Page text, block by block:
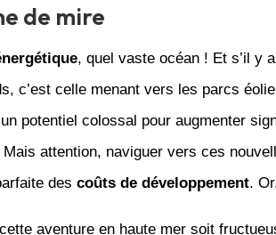
de mire
, quel vaste océan ! Et s’il y
c’est celle menant vers les parcs
potentiel colossal pour augmenter
Mais attention, naviguer vers ces
des coûts de développement.
aventure en haute mer soit